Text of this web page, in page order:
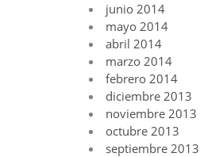
junio 2014
mayo 2014
abril 2014
marzo 2014
febrero 2014
diciembre 2013
noviembre 2013
octubre 2013
septiembre 2013